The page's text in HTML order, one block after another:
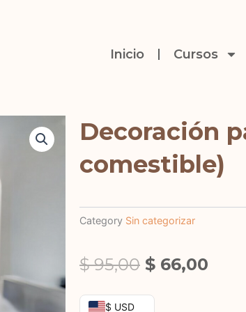
Inicio Cursos
Decoración
comestible)
Category Sin categorizar
$95,00 El
precio
$ 66,00
$ USD
Decoración